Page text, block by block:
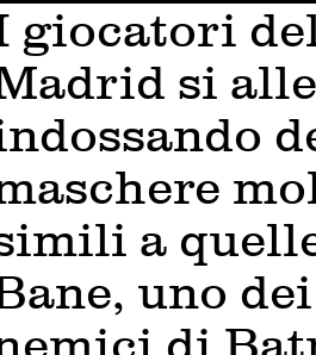
giocatori
si
a
uno dei